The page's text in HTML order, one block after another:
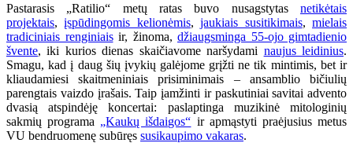
Pastarasis „Ratilio“ metų ratas buvo nusagstytas netikėtais
projektais,įspūdingomis kelionėmis,jaukiais susitikimais,mielais
tradiciniais renginiaisir, žinoma, džiaugsminga 55-ojo gimtadienio
švente, iki kurios dienas skaičiavome naršydami naujus leidinius.
Smagu, kad į daug šių įvykių galėjome grįžti ne tik mintimis, bet ir
kliaudamiesi skaitmeniniais prisiminimais – ansamblio bičiulių
parengtais vaizdo įrašais. Taip įamžinti ir paskutiniai savitai advento
dvasią atspindėję koncertai: paslaptinga muzikinė mitologinių
sakmių programa „Kaukų išdaigos“ ir apmąstyti praėjusius metus
VU bendruomenę subūręs susikaupimo vakaras.